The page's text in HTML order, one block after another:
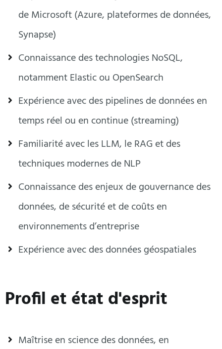
de Microsoft (Azure, plateformes de données,
Synapse)
Connaissance des technologies NoSQL,
notamment Elastic ou OpenSearch
Expérience avec des pipelines de données en
temps réel ou en continue (streaming)
Familiarité avec les LLM, le RAG et des
techniques modernes de NLP
Connaissance des enjeux de gouvernance des
données, de sécurité et de coûts en
environnements d’entreprise
Expérience avec des données géospatiales
Profil et état d'esprit
Maîtrise en science des données, en